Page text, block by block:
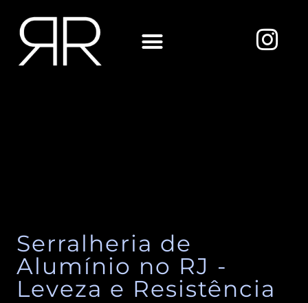
para
conteúdo
I
Serralheria de
Alumínio no RJ -
Leveza e Resistência